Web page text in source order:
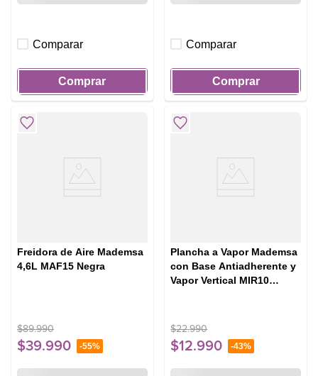
Comparar
Comprar
Comparar
Comprar
Freidora de Aire Mademsa
4,6L MAF15 Negra
$89.990
$39.990 -55%
Plancha a Vapor Mademsa
con Base Antiadherente y
Vapor Vertical MIR10
$22.990
$12.990 -43%